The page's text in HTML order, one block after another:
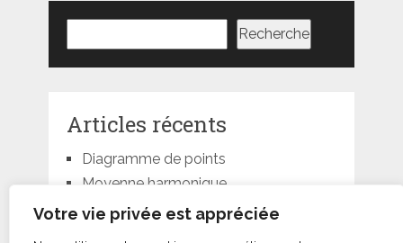
Votre vie privée est appréciée
Recherche
Articles récents
Diagramme de points
Moyenne harmonique
Moyenne géométrique